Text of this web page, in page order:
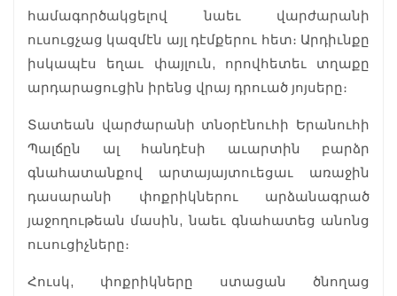
համագործակցելով նաեւ վարժարանի
ուսուցչաց կազմէն այլ դէմքերու հետ։ Արդիւնքը
իսկապէս եղաւ փայլուն, որովհետեւ տղաքը
արդարացուցին իրենց վրայ դրուած յոյսերը։
Տատեան վարժարանի տնօրէնուհի Երանուհի
Պալճըն ալ հանդէսի աւարտին բարձր
գնահատանքով արտայայտուեցաւ առաջին
դասարանի փոքրիկներու արձանագրած
յաջողութեան մասին, նաեւ գնահատեց անոնց
ուսուցիչները։
Հուսկ, փոքրիկները ստացան ծնողաց